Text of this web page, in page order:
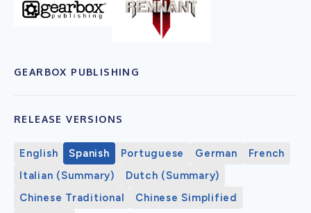
GEARBOX PUBLISHING
RELEASE VERSIONS
English Spanish Portuguese German
French
Italian (Summary)
Dutch (Summary)
Chinese Traditional
Chinese Simplified